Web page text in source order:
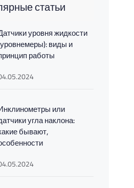
статьи
уровня жидкости
виды и
работы
или
угла наклона:
бывают,